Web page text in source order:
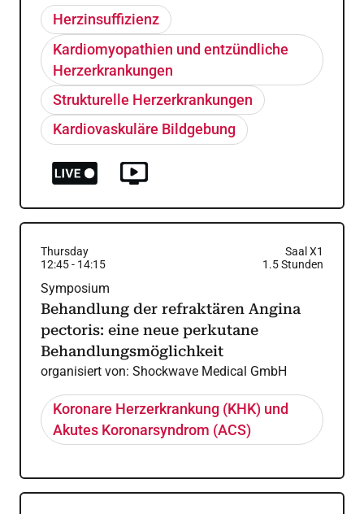
Herzinsuffizienz
Kardiomyopathien und entzündliche
Herzerkrankungen
Strukturelle Herzerkrankungen
Kardiovaskuläre Bildgebung
Thursday
Saal X1
12:45- 14:15 1.5Stunden
Symposium
Behandlung der refraktären Angina
pectoris: eine neue perkutane
Behandlungsmöglichkeit
organisiert von: Shockwave Medical GmbH
Koronare Herzerkrankung (KHK) und
Akutes Koronarsyndrom (ACS)